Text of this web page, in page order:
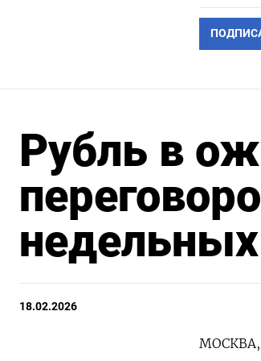
Рубль в
18.02.2026
МОСКВА,